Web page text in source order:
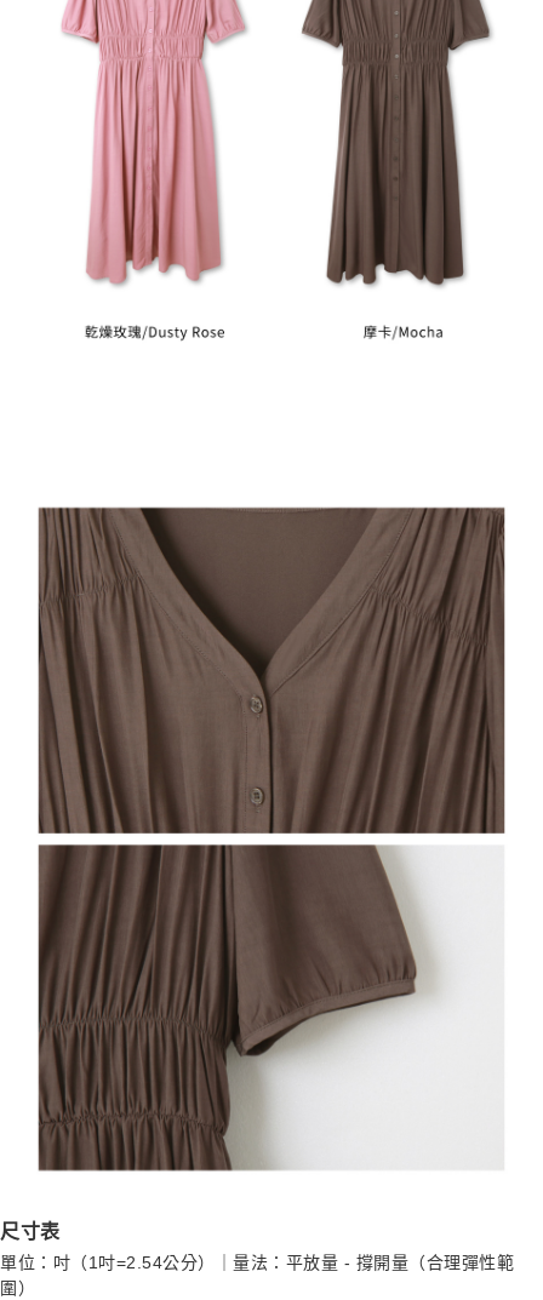
尺寸表
單位：吋（1吋=2.54公分）｜量法：平放量 - 撐開量（合理彈性範
圍）